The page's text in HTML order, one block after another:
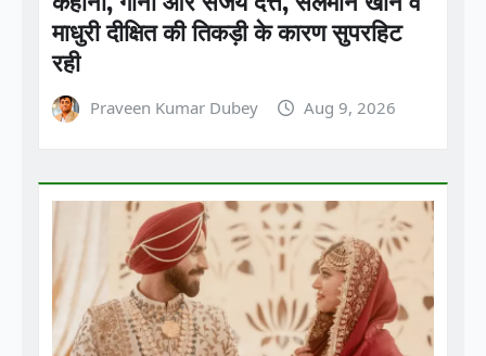
Praveen Kumar Dubey Aug 9, 2026